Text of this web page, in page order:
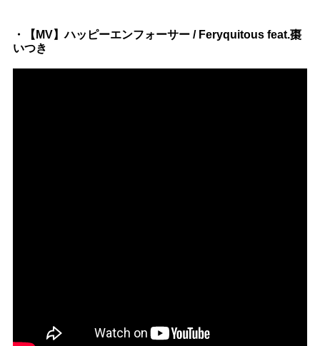
・【MV】ハッピーエンフォーサー / Feryquitous feat.棗
いつき